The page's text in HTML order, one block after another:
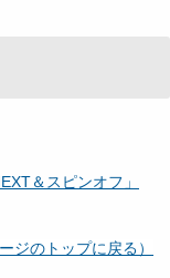
＆スピンオフ」
ージのトップに戻る）